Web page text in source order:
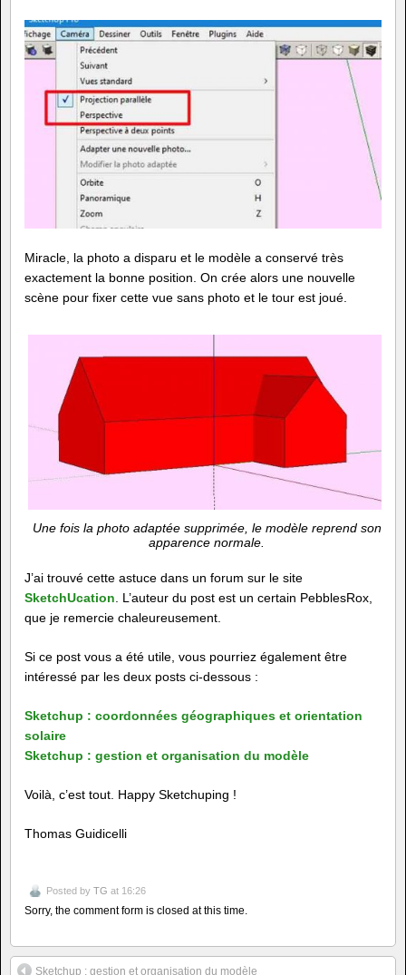
Miracle, la photo a disparu et le modèle a conservé très
exactement la bonne position. On crée alors une nouvelle
scène pour fixer cette vue sans photo et le tour est joué.
Une fois la photo adaptée supprimée, le modèle reprend son
apparence normale.
J’ai trouvé cette astuce dans un forum sur le site
SketchUcation . L’auteur du post est un certain PebblesRox,
que je remercie chaleureusement.
Si ce post vous a été utile, vous pourriez également être
intéressé par les deux posts ci-dessous :
Sketchup : coordonnées géographiques et orientation
solaire
Sketchup : gestion et organisation du modèle
Voilà, c’est tout. Happy Sketchuping !
Thomas Guidicelli
Posted by TG at 16:26
Sorry, the comment form is closed at this time.
Sketchup : gestion et organisation du modèle